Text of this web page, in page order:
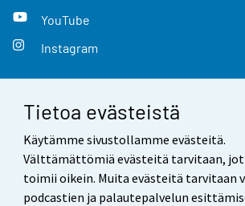
Tietoa evästeistä
Käytämme sivustollamme evästeitä.
Välttämättömiä evästeitä tarvitaan,
toimii oikein. Muita evästeitä tarvitaan
podcastien ja palautepalvelun
YouTube
Instagram
Yhteystiedot
Palaute
Käyttöehdot